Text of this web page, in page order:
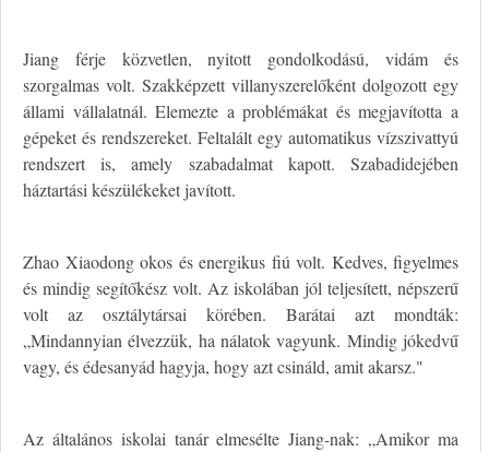
Jiang férje közvetlen, nyitott gondolkodású, vidám és
szorgalmas volt. Szakképzett villanyszerelőként dolgozott egy
állami vállalatnál. Elemezte a problémákat és megjavította a
gépeket és rendszereket. Feltalált egy automatikus vízszivattyú
rendszert is, amely szabadalmat kapott. Szabadidejében
háztartási készülékeket javított.
Zhao Xiaodong okos és energikus fiú volt. Kedves, figyelmes
és mindig segítőkész volt. Az iskolában jól teljesített, népszerű
volt az osztálytársai körében. Barátai azt mondták:
„Mindannyian élvezzük, ha nálatok vagyunk. Mindig jókedvű
vagy, és édesanyád hagyja, hogy azt csináld, amit akarsz."
Az általános iskolai tanár elmesélte Jiang-nak: „Amikor ma